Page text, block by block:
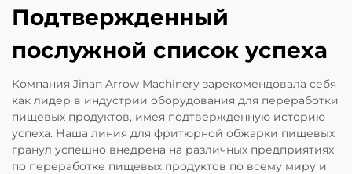
Подтвержденный
послужной список успеха
Компания Jinan Arrow Machinery зарекомендовала себя
как лидер в индустрии оборудования для переработки
пищевых продуктов, имея подтвержденную историю
успеха. Наша линия для фритюрной обжарки пищевых
гранул успешно внедрена на различных предприятиях
по переработке пищевых продуктов по всему миру и